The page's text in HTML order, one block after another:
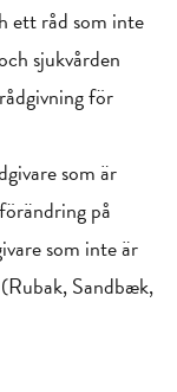
ett råd som inte
sjukvården
för
som är
på
som inte är
Sandbæk,